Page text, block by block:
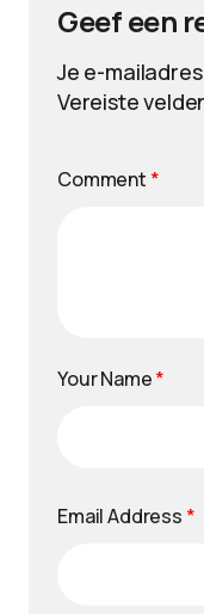
Geef een
Je e-
Vereiste
Comment *
Your Name*
Email Address *